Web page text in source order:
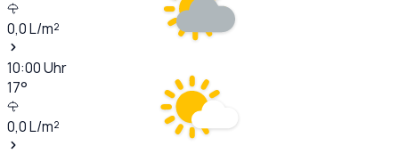
0,0L/m²
10:00Uhr
17°
0,0L/m²